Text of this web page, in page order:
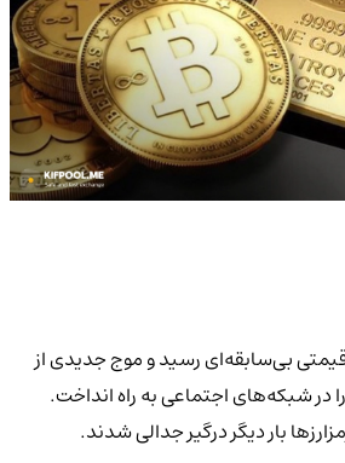
بی‌سابقه‌ای رسید و موج جدیدی از
شبکه‌های اجتماعی به راه انداخت.
بار دیگر درگیر جدالی شدند.